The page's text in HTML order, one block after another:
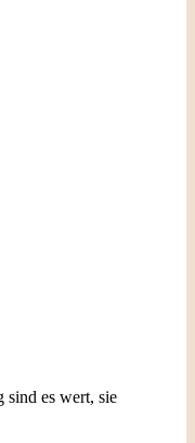
sind es wert, sie